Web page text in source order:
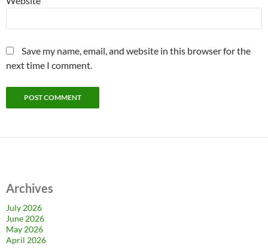
Save my name, email, and website in this browser for the
next time I comment.
Archives
July 2026
June 2026
May 2026
April 2026